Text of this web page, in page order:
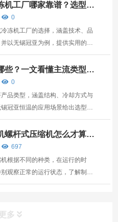
机工厂哪家靠谱？选型与
0
冻机工厂的选择，涵盖技术、品
以无锡冠亚为例，提供实用的选
些？一文看懂主流类型与
0
品类型，涵盖结构、冷却方式与
冠亚恒温的应用场景给出选型参
螺杆式压缩机怎么才算运
697
根据不同的种类，在运行的时
观察正常的运行状态，了解制冷
机运行细节，保障螺杆式压缩机
多